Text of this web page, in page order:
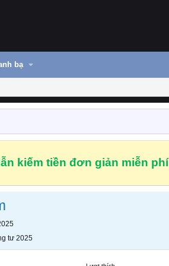
bạ
kiếm tiền đơn giản miễn phí
tư 2025